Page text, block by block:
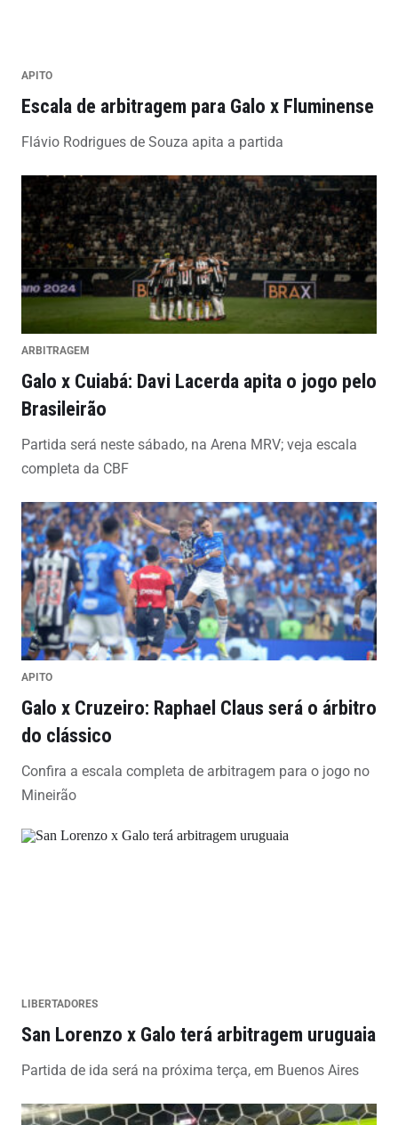
APITO
Escala de arbitragem para Galo x Fluminense
Flávio Rodrigues de Souza apita a partida
ARBITRAGEM
Galo x Cuiabá: Davi Lacerda apita o jogo pelo
Brasileirão
Partida será neste sábado, na Arena MRV; veja escala
completa da CBF
APITO
Galo x Cruzeiro: Raphael Claus será o árbitro
do clássico
Confira a escala completa de arbitragem para o jogo no
Mineirão
LIBERTADORES
San Lorenzo x Galo terá arbitragem uruguaia
Partida de ida será na próxima terça, em Buenos Aires